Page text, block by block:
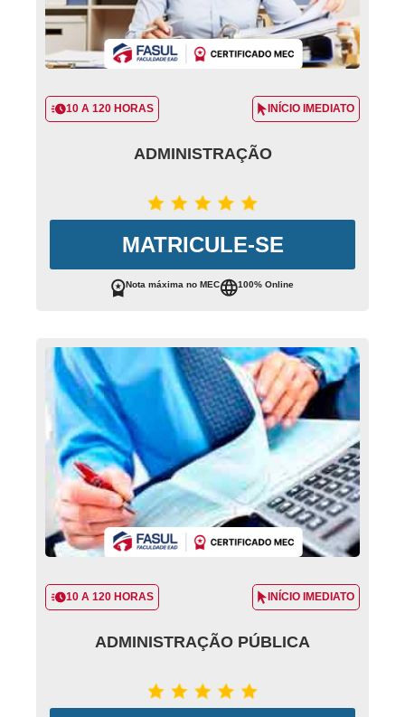
10 A 120 HORAS INÍCIO IMEDIATO
ADMINISTRAÇÃO
MATRICULE-SE
Nota máxima no MEC 100% Online
10 A 120 HORAS INÍCIO IMEDIATO
ADMINISTRAÇÃO PÚBLICA